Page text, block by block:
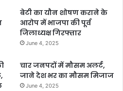
बेटी का यौन शोषण कराने के
आरोप में भाजपा की पूर्व
जिलाध्यक्ष गिरफ्तार
June 4, 2025
चार जनपदों में मौसम अलर्ट,
जाने देश भर का मौसम मिजाज
June 4, 2025